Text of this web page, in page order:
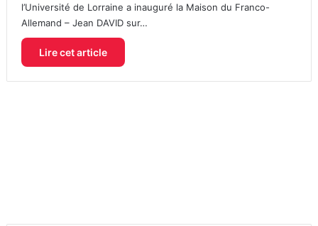
l’Université de Lorraine a inauguré la Maison du Franco-
Allemand – Jean DAVID sur…
Lire cet article